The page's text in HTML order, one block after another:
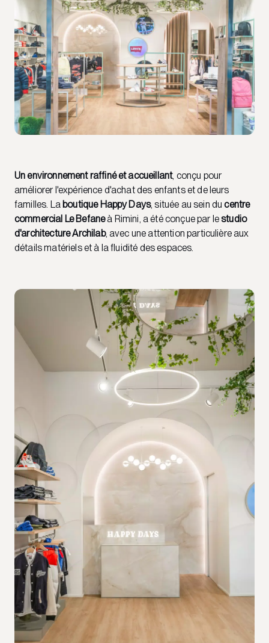
Un environnement raffiné et accueillant, conçu pour
améliorer l'expérience d'achat des enfants et de leurs
familles. La boutique Happy Days, située au sein ducentre
commercial Le Befaneà Rimini, a été conçue par le studio
d'architecture Archilab, avec une attention particulière aux
détails matériels et à la fluidité des espaces.